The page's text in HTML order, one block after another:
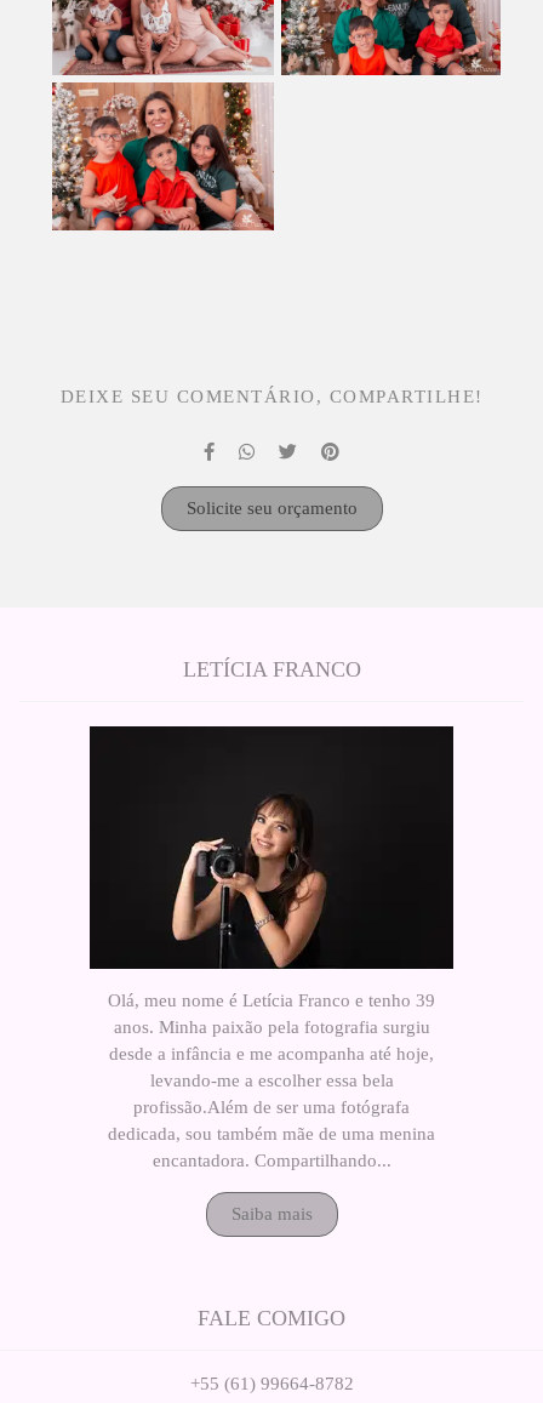
DEIXE SEU COMENTÁRIO, COMPARTILHE!
Solicite seu orçamento
LETÍCIA FRANCO
Olá, meu nome é Letícia Franco e tenho 39
anos. Minha paixão pela fotografia surgiu
desde a infância e me acompanha até hoje,
levando-me a escolher essa bela
profissão.Além de ser uma fotógrafa
dedicada, sou também mãe de uma menina
encantadora. Compartilhando...
Saiba mais
FALE COMIGO
+55 (61) 99664-8782